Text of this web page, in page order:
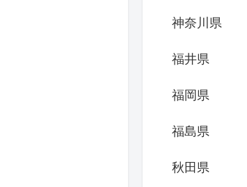
神奈川県
福井県
福岡県
福島県
秋田県